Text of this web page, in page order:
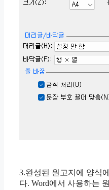
3.완성된 원고지에 양식
다. Word에서 사용하는